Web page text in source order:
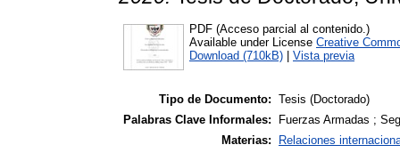
PDF (Acceso parcial al contenido.)
Available under License Creative
Download (710kB)
Vista previa
Tipo de Documento: Tesis (Doctorado)
Palabras Clave Informales:
Fuerzas Armadas ;
Materias:
Relaciones